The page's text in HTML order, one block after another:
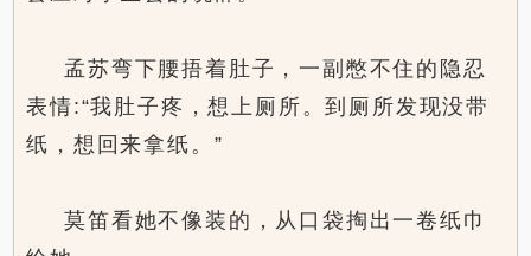
孟苏弯下腰捂着肚子，一副憋不住的隐忍
表情:“我肚子疼，想上厕所。到厕所发现没带
纸，想回来拿纸。”
莫笛看她不像装的，从口袋掏出一卷纸巾